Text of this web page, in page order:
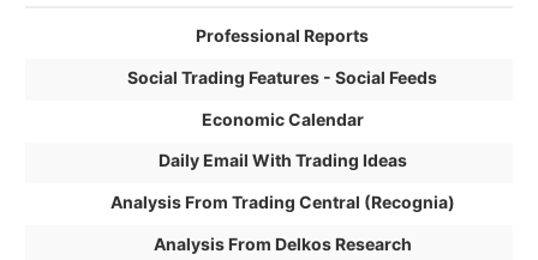
Professional Reports
Social Trading Features - Social Feeds
Economic Calendar
Daily Email With Trading Ideas
Analysis From Trading Central (Recognia)
Analysis From Delkos Research